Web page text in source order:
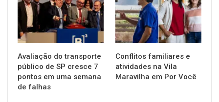
Avaliação do transporte
público de SP cresce 7
pontos em uma semana
de falhas
Conflitos familiares e
atividades na Vila
Maravilha em Por Você